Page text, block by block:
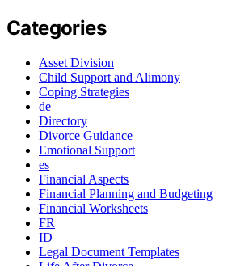
Categories
Asset Division
Child Support and Alimony
Coping Strategies
de
Directory
Divorce Guidance
Emotional Support
es
Financial Aspects
Financial Planning and Budgeting
Financial Worksheets
FR
ID
Legal Document Templates